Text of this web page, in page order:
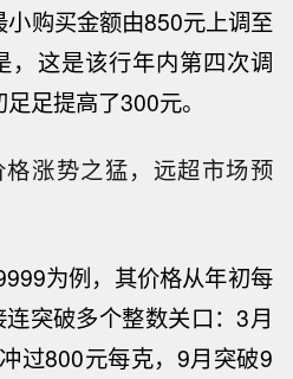
购买金额由850元上调至
，这是该行年内第四次调
足提高了300元。
涨势之猛，远超市场预
为例，其价格从年初每
突破多个整数关口：3月
过800元每克，9月突破9